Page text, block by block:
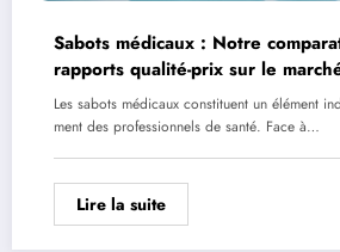
Sabots médicaux : Notre
rapports qualité-prix sur le
Les sabots médicaux constituent un élément
ment des professionnels de santé. Face à…
Lire la suite